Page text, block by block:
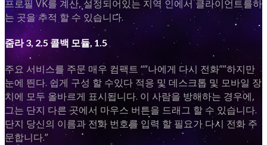
프로필 VK를 계산, 설정되어있는 지역 인에서 클라이언트를하
는 곳을 추적 할 수 있습니다.
줌라 3, 2.5 콜백 모듈, 1.5
주요 서비스를 주문 매우 컴팩트 “”나에게 다시 전화””하지만
눈에 띈다. 쉽게 구성 할 수있다 적응 및 데스크톱 및 모바일 장
치에 모두 올바르게 표시됩니다. 이 사람을 방해하는 경우에,
그는 단지 다른 곳에서 마우스 버튼을 드래그 할 수 있습니다.
단지 당신의 이름과 전화 번호를 입력 할 필요가 다시 전화 주
문합니다.”